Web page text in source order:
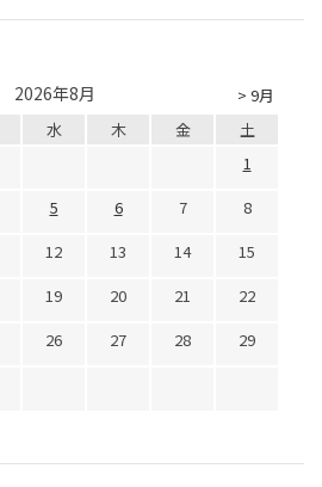
> 9月
2026年8月
水 木 金
土
1
5 6 7
8
12 13 14
15
19 20 21
22
26 27 28
29